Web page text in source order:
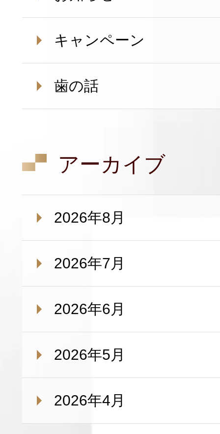
キャンペーン
歯の話
アーカイブ
2026年8月
2026年7月
2026年6月
2026年5月
2026年4月